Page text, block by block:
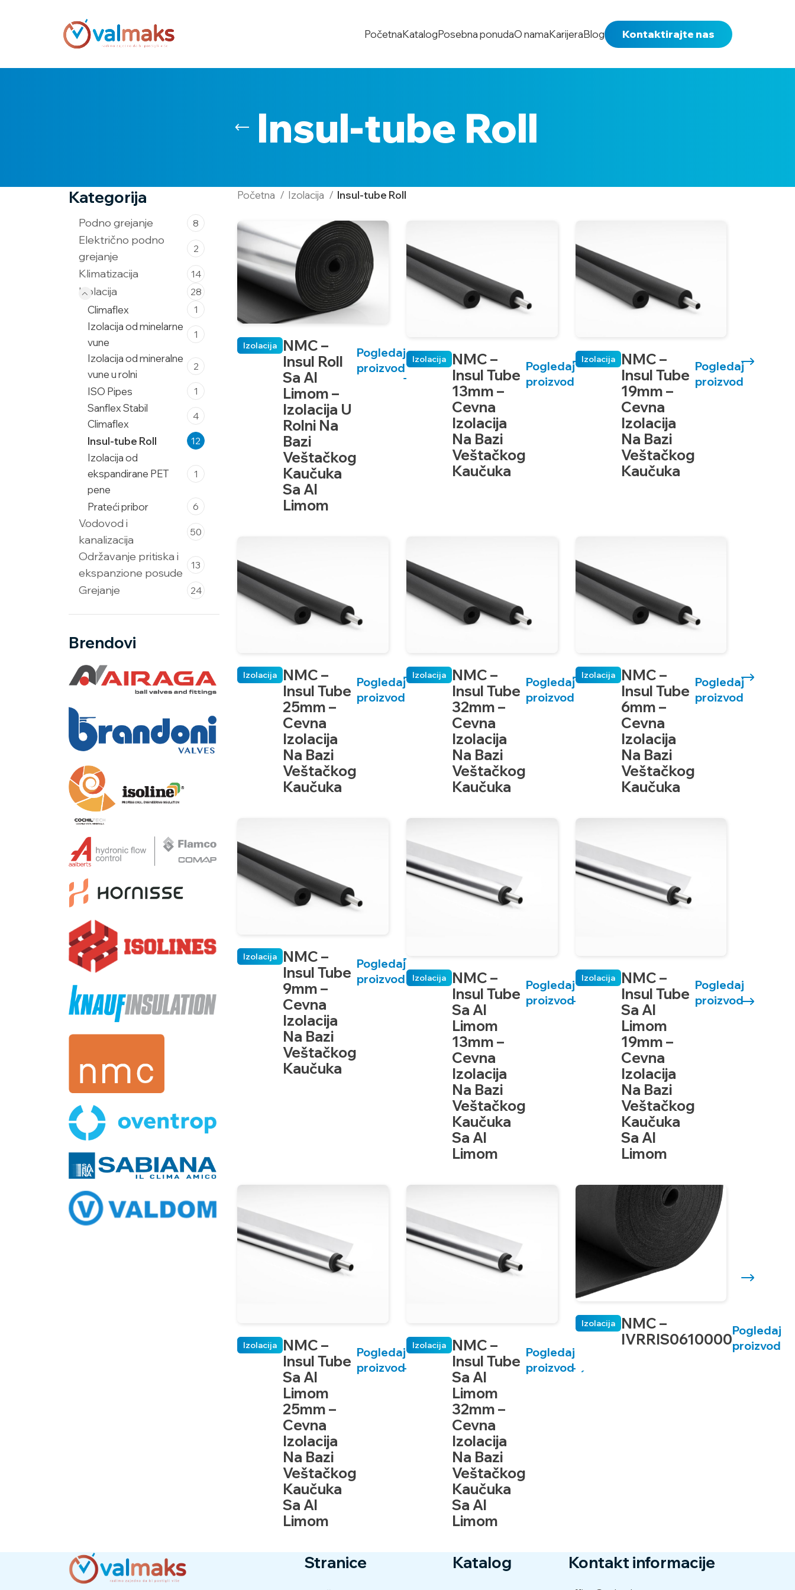
PočetnaKatalogPosebna ponudaO namaKarijeraBlog Kontaktirajte nas
Insul-tube Roll
Kategorija
Podno grejanje 8
Električno podno
grejanje
2
Klimatizacija 14
Izolacija 28
Climaflex 1
Izolacija od minelarne
vune
1
Izolacija od mineralne
vune u rolni
2
ISO Pipes 1
Sanflex Stabil
Climaflex
4
Insul-tube Roll 12
Izolacija od
ekspandirane PET
pene
1
Prateći pribor 6
Vodovod i
kanalizacija
50
Održavanje pritiska i
ekspanzione posude
13
Grejanje 24
Brendovi
Početna Izolacija Insul-tube Roll
NMC –
Insul Roll
Sa Al
Limom –
Izolacija U
Rolni Na
Bazi
Veštačkog
Kaučuka
Sa Al
Limom
Izolacija
Pogledaj
proizvod
NMC –
Insul Tube
13mm –
Cevna
Izolacija
Na Bazi
Veštačkog
Kaučuka
Izolacija
Pogledaj
proizvod
NMC –
Insul Tube
19mm –
Cevna
Izolacija
Na Bazi
Veštačkog
Kaučuka
Izolacija
Pogledaj
proizvod
NMC –
Insul Tube
25mm –
Cevna
Izolacija
Na Bazi
Veštačkog
Kaučuka
Izolacija
Pogledaj
proizvod
NMC –
Insul Tube
32mm –
Cevna
Izolacija
Na Bazi
Veštačkog
Kaučuka
Izolacija
Pogledaj
proizvod
NMC –
Insul Tube
6mm –
Cevna
Izolacija
Na Bazi
Veštačkog
Kaučuka
Izolacija
Pogledaj
proizvod
NMC –
Insul Tube
9mm –
Cevna
Izolacija
Na Bazi
Veštačkog
Kaučuka
Izolacija
Pogledaj
proizvod
NMC –
Insul Tube
Sa Al
Limom
13mm –
Cevna
Izolacija
Na Bazi
Veštačkog
Kaučuka
Sa Al
Limom
Izolacija
Pogledaj
proizvod
NMC –
Insul Tube
Sa Al
Limom
19mm –
Cevna
Izolacija
Na Bazi
Veštačkog
Kaučuka
Sa Al
Limom
Izolacija
Pogledaj
proizvod
NMC –
Insul Tube
Sa Al
Limom
25mm –
Cevna
Izolacija
Na Bazi
Veštačkog
Kaučuka
Sa Al
Limom
Izolacija
Pogledaj
proizvod
NMC –
Insul Tube
Sa Al
Limom
32mm –
Cevna
Izolacija
Na Bazi
Veštačkog
Kaučuka
Sa Al
Limom
Izolacija
Pogledaj
proizvod
NMC –
IVRRIS0610000
Izolacija
Pogledaj
proizvod
Stranice Katalog Kontakt informacije